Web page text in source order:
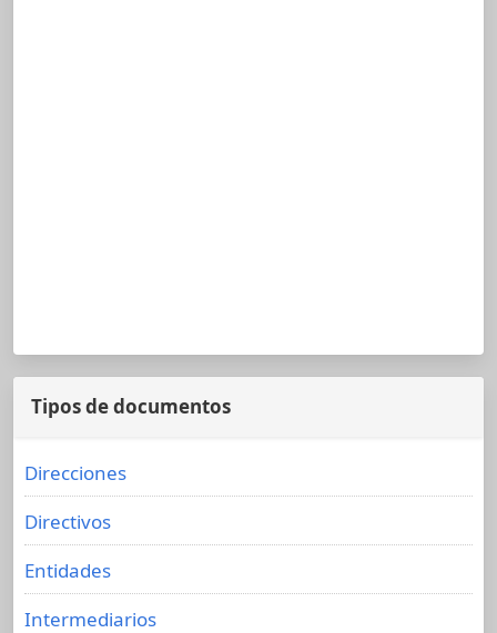
Tipos de documentos
Direcciones
Directivos
Entidades
Intermediarios